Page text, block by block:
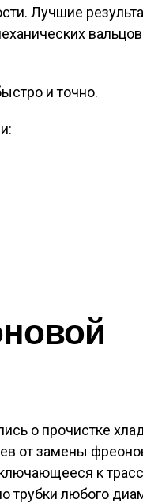
Лучшие
и точно.
о прочистке
от замены
к
любого